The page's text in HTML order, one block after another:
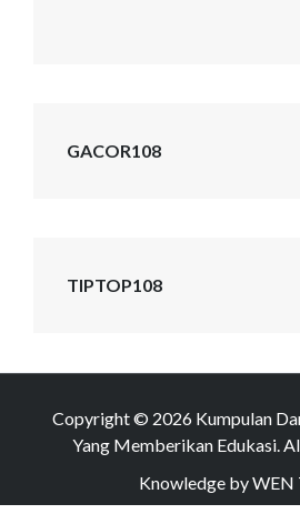
GACOR108
TIPTOP108
Copyright © 2026 Kumpulan
Yang Memberikan Edukasi.
Knowledge byWEN